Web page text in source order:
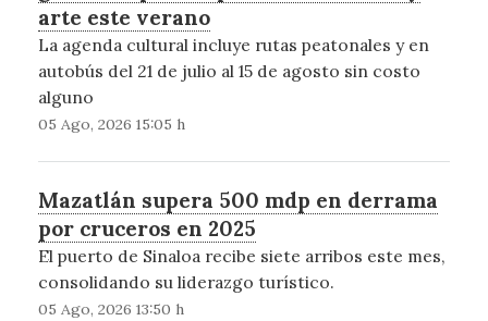
arte este verano
La agenda cultural incluye rutas peatonales y en
autobús del 21 de julio al 15 de agosto sin costo
alguno
05 Ago, 2026 15:05 h
Mazatlán supera 500 mdp en derrama
por cruceros en 2025
El puerto de Sinaloa recibe siete arribos este mes,
consolidando su liderazgo turístico.
05 Ago, 2026 13:50 h